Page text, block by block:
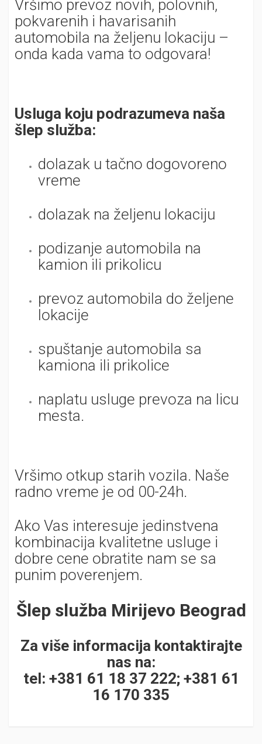
Vršimo prevoz novih, polovnih,
pokvarenih i havarisanih
automobila na željenu lokaciju –
onda kada vama to odgovara!
Usluga koju podrazumeva naša
šlep služba:
dolazak u tačno dogovoreno
vreme
dolazak na željenu lokaciju
podizanje automobila na
kamion ili prikolicu
prevoz automobila do željene
lokacije
spuštanje automobila sa
kamiona ili prikolice
naplatu usluge prevoza na licu
mesta.
Vršimo otkup starih vozila. Naše
radno vreme je od 00-24h.
Ako Vas interesuje jedinstvena
kombinacija kvalitetne usluge i
dobre cene obratite nam se sa
punim poverenjem.
Šlep služba Mirijevo Beograd
Za više informacija kontaktirajte
nas na:
tel: +381 61 18 37 222; +381 61
16 170 335